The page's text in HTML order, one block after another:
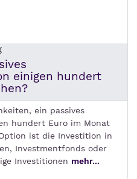
einigen hundert
ein passives
hundert Euro im Monat
ist die Investition in
Investmentfonds oder
Investitionen mehr...